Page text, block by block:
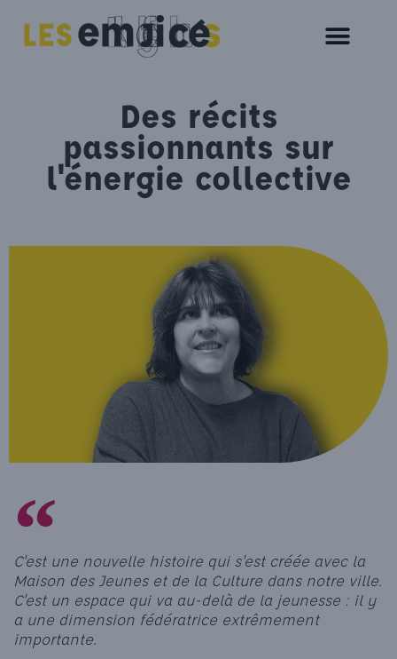
Des récits
passionnants sur
l'énergie collective
C'est une nouvelle histoire qui s'est créée avec la
Maison des Jeunes et de la Culture dans notre ville.
C'est un espace qui va au-delà de la jeunesse : il y
a une dimension fédératrice extrêmement
importante.